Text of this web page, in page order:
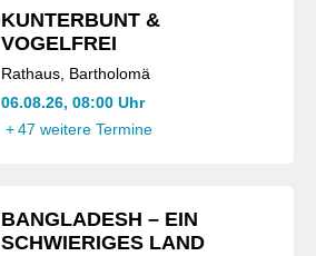
KUNTERBUNT &
VOGELFREI
Rathaus, Bartholomä
06.08.26, 08:00 Uhr
+ 47 weitere Termine
BANGLADESH – EIN
SCHWIERIGES LAND